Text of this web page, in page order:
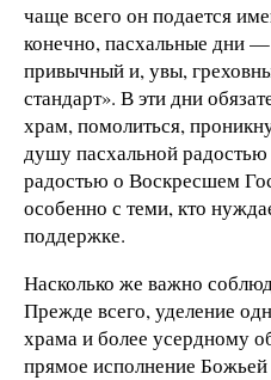
чаще всего он подается
конечно, пасхальные дни
привычный и, увы,
стандарт». В эти дни
храм, помолиться,
душу пасхальной радостью
радостью о Воскресшем
особенно с теми, кто
поддержке.
Насколько же важно
Прежде всего, уделение
храма и более усердному
прямое исполнение